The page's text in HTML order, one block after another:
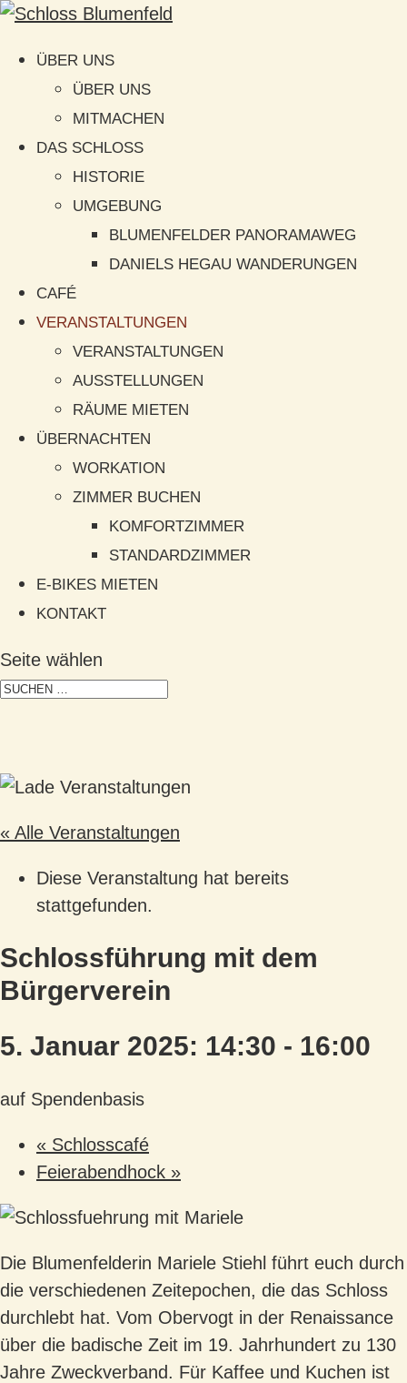
ÜBER UNS
ÜBER UNS
MITMACHEN
DAS SCHLOSS
HISTORIE
UMGEBUNG
BLUMENFELDER PANORAMAWEG
DANIELS HEGAU WANDERUNGEN
CAFÉ
VERANSTALTUNGEN
VERANSTALTUNGEN
AUSSTELLUNGEN
RÄUME MIETEN
ÜBERNACHTEN
WORKATION
ZIMMER BUCHEN
KOMFORTZIMMER
STANDARDZIMMER
E-BIKES MIETEN
KONTAKT
Seite wählen
« Alle Veranstaltungen
Diese Veranstaltung hat bereits
stattgefunden.
Schlossführung mit dem
Bürgerverein
5. Januar 2025: 14:30 - 16:00
auf Spendenbasis
« Schlosscafé
Feierabendhock »
Die Blumenfelderin Mariele Stiehl führt euch durch
die verschiedenen Zeitepochen, die das Schloss
durchlebt hat. Vom Obervogt in der Renaissance
über die badische Zeit im 19. Jahrhundert zu 130
Jahre Zweckverband. Für Kaffee und Kuchen ist